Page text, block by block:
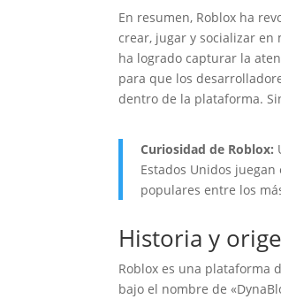
En resumen, Roblox ha
crear, jugar y socializar
ha logrado capturar la
para que los
dentro de la plataforma.
Curiosidad de Roblox:
Estados Unidos
populares entre los
Historia y
Roblox es una plataforma
bajo el nombre de